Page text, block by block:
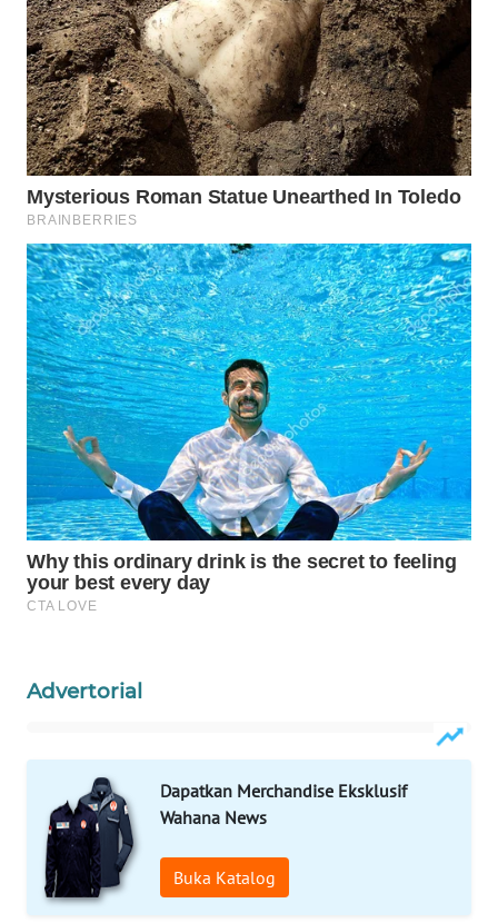
Advertorial
Dapatkan Merchandise Eksklusif
Wahana News
Buka Katalog
WAHANA
TANI
WAHANA
ADVOKAT
WAHANA
INFRASTRUKTUR
WAHANA
KONSUMEN
WAHANA
LISTRIK
WAHANA
TRAVEL
WAHANA
TV
WAHANANEWS
WAHANANEWS
WAHANANEWS
NET
WAHANA
SPORT